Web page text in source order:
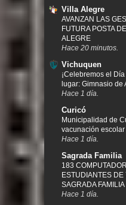
Villa Alegre
AVANZAN LAS
FUTURA POSTA
ALEGRE
Hace 20 minutos.
Vichuquen
¡Celebremos el
lugar: Gimnasio de
Hace 1 día.
Curicó
Municipalidad de
vacunación escolar
Hace 1 día.
Sagrada Familia
183
ESTUDIANTES DE
SAGRADA FAMILIA
Hace 1 día.